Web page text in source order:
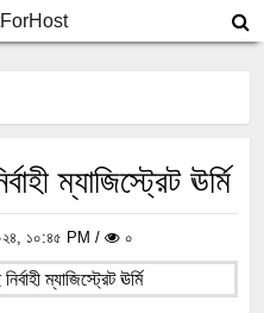
ম্যাজিস্ট্রেট ঊর্মি
১০:৪৫ PM / ০